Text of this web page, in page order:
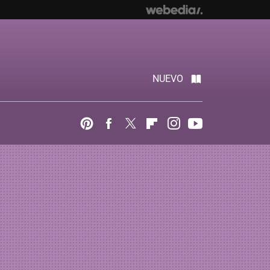
NUEVO
PinterestFacebook
Twitter FlipboardInstagram